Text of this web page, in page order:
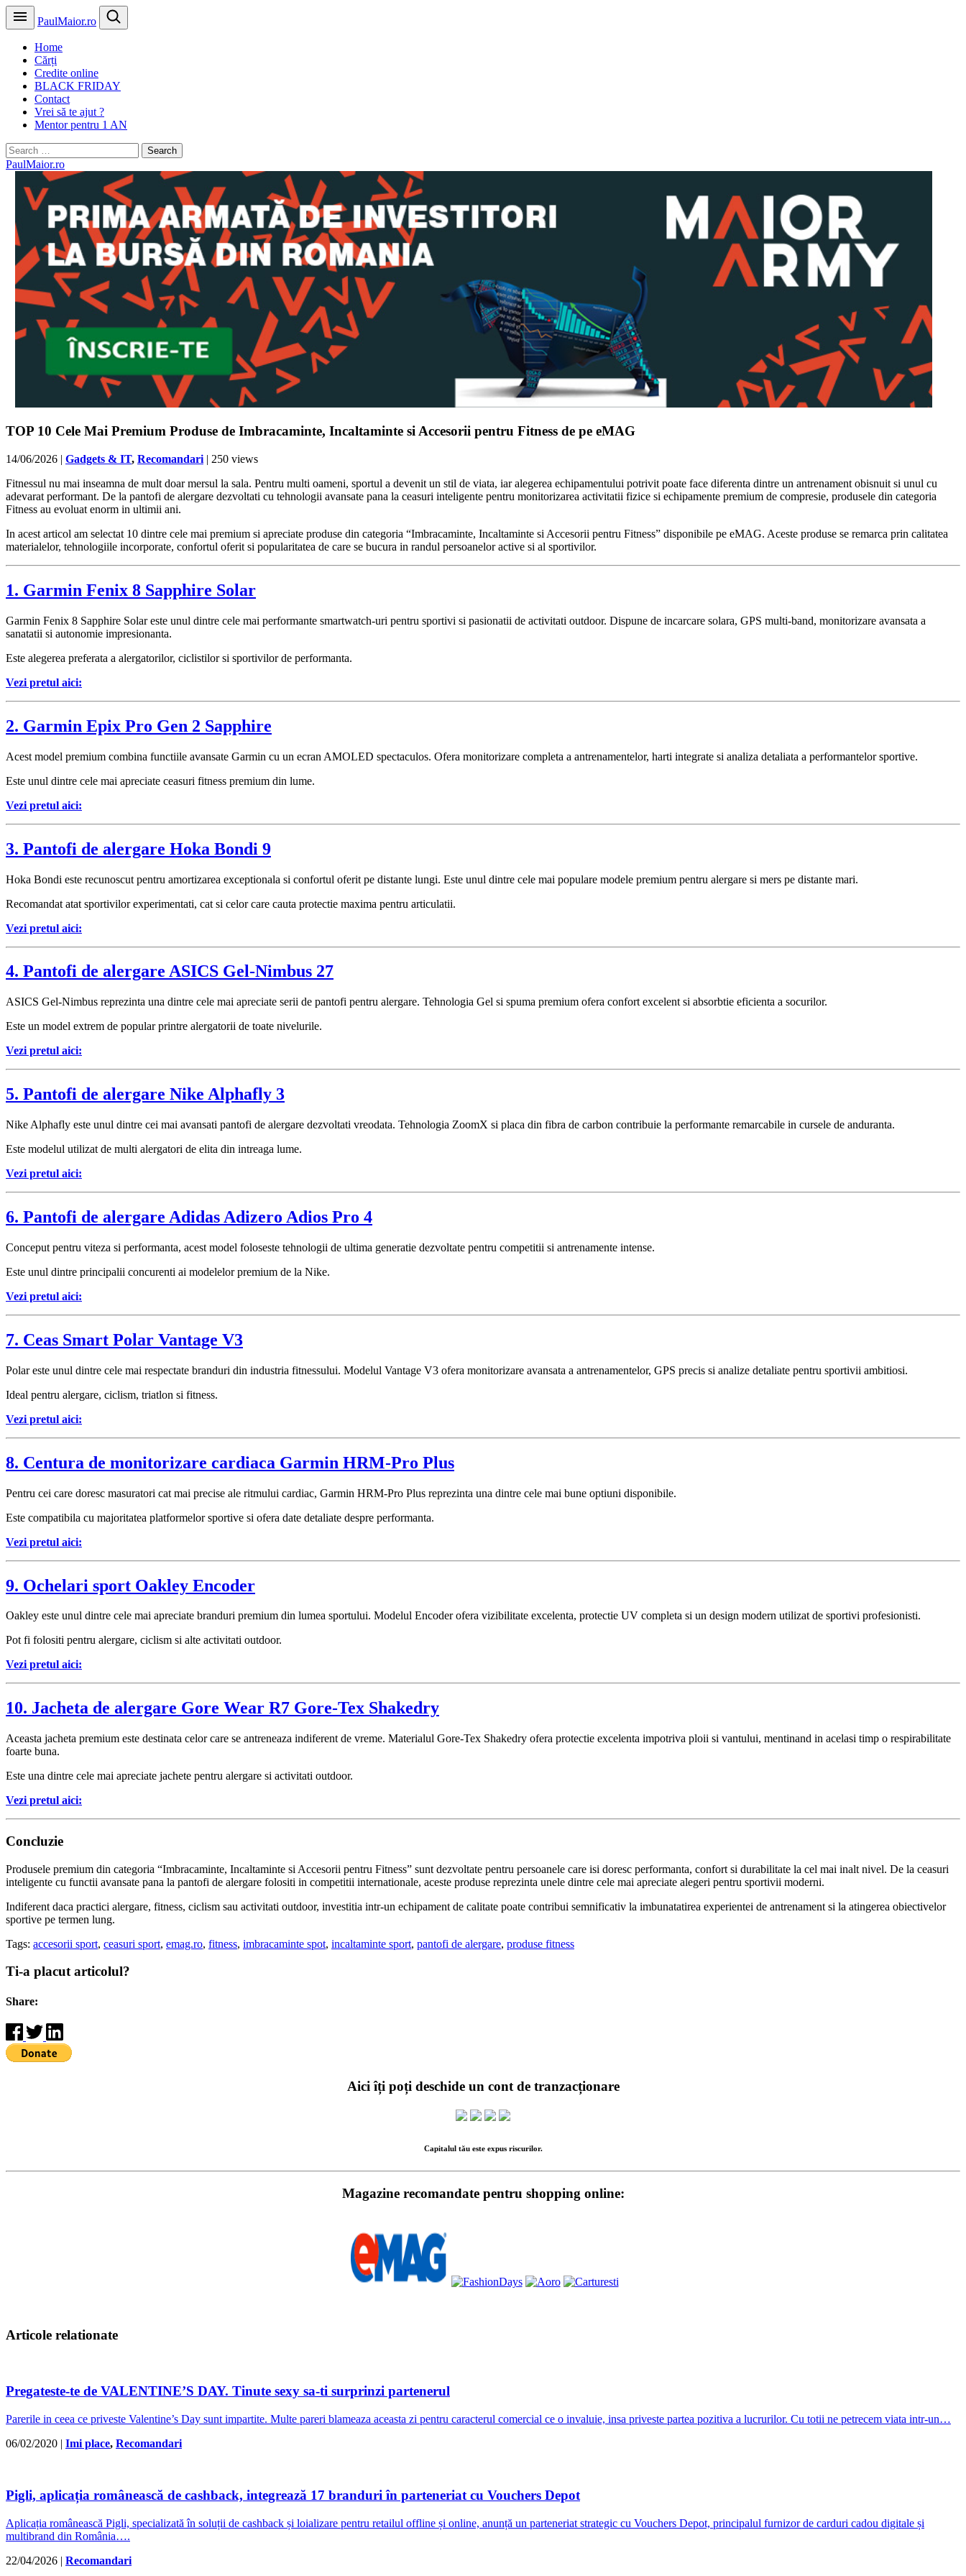
PaulMaior.ro
Home
Cărți
Credite online
BLACK FRIDAY
Contact
Vrei să te ajut ?
Mentor pentru 1 AN
Search
for:
PaulMaior.ro
TOP 10 Cele Mai Premium Produse de Imbracaminte, Incaltaminte si Accesorii pentru Fitness de pe eMAG
14/06/2026 | Gadgets & IT, Recomandari | 250 views
Fitnessul nu mai inseamna de mult doar mersul la sala. Pentru multi oameni, sportul a devenit un stil de viata, iar alegerea echipamentului potrivit poate face diferenta dintre un antrenament obisnuit si unul cu
adevarat performant. De la pantofi de alergare dezvoltati cu tehnologii avansate pana la ceasuri inteligente pentru monitorizarea activitatii fizice si echipamente premium de compresie, produsele din categoria
Fitness au evoluat enorm in ultimii ani.
In acest articol am selectat 10 dintre cele mai premium si apreciate produse din categoria “Imbracaminte, Incaltaminte si Accesorii pentru Fitness” disponibile pe eMAG. Aceste produse se remarca prin calitatea
materialelor, tehnologiile incorporate, confortul oferit si popularitatea de care se bucura in randul persoanelor active si al sportivilor.
1. Garmin Fenix 8 Sapphire Solar
Garmin Fenix 8 Sapphire Solar este unul dintre cele mai performante smartwatch-uri pentru sportivi si pasionatii de activitati outdoor. Dispune de incarcare solara, GPS multi-band, monitorizare avansata a
sanatatii si autonomie impresionanta.
Este alegerea preferata a alergatorilor, ciclistilor si sportivilor de performanta.
Vezi pretul aici:
2. Garmin Epix Pro Gen 2 Sapphire
Acest model premium combina functiile avansate Garmin cu un ecran AMOLED spectaculos. Ofera monitorizare completa a antrenamentelor, harti integrate si analiza detaliata a performantelor sportive.
Este unul dintre cele mai apreciate ceasuri fitness premium din lume.
Vezi pretul aici:
3. Pantofi de alergare Hoka Bondi 9
Hoka Bondi este recunoscut pentru amortizarea exceptionala si confortul oferit pe distante lungi. Este unul dintre cele mai populare modele premium pentru alergare si mers pe distante mari.
Recomandat atat sportivilor experimentati, cat si celor care cauta protectie maxima pentru articulatii.
Vezi pretul aici:
4. Pantofi de alergare ASICS Gel-Nimbus 27
ASICS Gel-Nimbus reprezinta una dintre cele mai apreciate serii de pantofi pentru alergare. Tehnologia Gel si spuma premium ofera confort excelent si absorbtie eficienta a socurilor.
Este un model extrem de popular printre alergatorii de toate nivelurile.
Vezi pretul aici:
5. Pantofi de alergare Nike Alphafly 3
Nike Alphafly este unul dintre cei mai avansati pantofi de alergare dezvoltati vreodata. Tehnologia ZoomX si placa din fibra de carbon contribuie la performante remarcabile in cursele de anduranta.
Este modelul utilizat de multi alergatori de elita din intreaga lume.
Vezi pretul aici:
6. Pantofi de alergare Adidas Adizero Adios Pro 4
Conceput pentru viteza si performanta, acest model foloseste tehnologii de ultima generatie dezvoltate pentru competitii si antrenamente intense.
Este unul dintre principalii concurenti ai modelelor premium de la Nike.
Vezi pretul aici:
7. Ceas Smart Polar Vantage V3
Polar este unul dintre cele mai respectate branduri din industria fitnessului. Modelul Vantage V3 ofera monitorizare avansata a antrenamentelor, GPS precis si analize detaliate pentru sportivii ambitiosi.
Ideal pentru alergare, ciclism, triatlon si fitness.
Vezi pretul aici:
8. Centura de monitorizare cardiaca Garmin HRM-Pro Plus
Pentru cei care doresc masuratori cat mai precise ale ritmului cardiac, Garmin HRM-Pro Plus reprezinta una dintre cele mai bune optiuni disponibile.
Este compatibila cu majoritatea platformelor sportive si ofera date detaliate despre performanta.
Vezi pretul aici:
9. Ochelari sport Oakley Encoder
Oakley este unul dintre cele mai apreciate branduri premium din lumea sportului. Modelul Encoder ofera vizibilitate excelenta, protectie UV completa si un design modern utilizat de sportivi profesionisti.
Pot fi folositi pentru alergare, ciclism si alte activitati outdoor.
Vezi pretul aici:
10. Jacheta de alergare Gore Wear R7 Gore-Tex Shakedry
Aceasta jacheta premium este destinata celor care se antreneaza indiferent de vreme. Materialul Gore-Tex Shakedry ofera protectie excelenta impotriva ploii si vantului, mentinand in acelasi timp o respirabilitate
foarte buna.
Este una dintre cele mai apreciate jachete pentru alergare si activitati outdoor.
Vezi pretul aici:
Concluzie
Produsele premium din categoria “Imbracaminte, Incaltaminte si Accesorii pentru Fitness” sunt dezvoltate pentru persoanele care isi doresc performanta, confort si durabilitate la cel mai inalt nivel. De la ceasuri
inteligente cu functii avansate pana la pantofi de alergare folositi in competitii internationale, aceste produse reprezinta unele dintre cele mai apreciate alegeri pentru sportivii moderni.
Indiferent daca practici alergare, fitness, ciclism sau activitati outdoor, investitia intr-un echipament de calitate poate contribui semnificativ la imbunatatirea experientei de antrenament si la atingerea obiectivelor
sportive pe termen lung.
Tags: accesorii sport, ceasuri sport, emag.ro, fitness, imbracaminte spot, incaltaminte sport, pantofi de alergare, produse fitness
Ti-a placut articolul?
Share:
Aici îți poți deschide un cont de tranzacționare
Capitalul tău este expus riscurilor.
Magazine recomandate pentru shopping online:
Articole relationate
Pregateste-te de VALENTINE’S DAY. Tinute sexy sa-ti surprinzi partenerul
Parerile in ceea ce priveste Valentine’s Day sunt impartite. Multe pareri blameaza aceasta zi pentru caracterul comercial ce o invaluie, insa priveste partea pozitiva a lucrurilor. Cu totii ne petrecem viata intr-un…
06/02/2020 | Imi place, Recomandari
Pigli, aplicația românească de cashback, integrează 17 branduri în parteneriat cu Vouchers Depot
Aplicația românească Pigli, specializată în soluții de cashback și loializare pentru retailul offline și online, anunță un parteneriat strategic cu Vouchers Depot, principalul furnizor de carduri cadou digitale și
multibrand din România….
22/04/2026 | Recomandari